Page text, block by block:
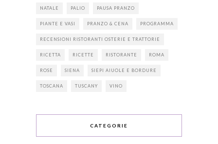
NATALE PALIO PAUSA PRANZO
PIANTE E VASI PRANZO & CENA PROGRAMMA
RECENSIONI RISTORANTI OSTERIE E TRATTORIE
RICETTA RICETTE RISTORANTE ROMA
ROSE SIENA SIEPI AIUOLE E BORDURE
TOSCANA TUSCANY VINO
CATEGORIE